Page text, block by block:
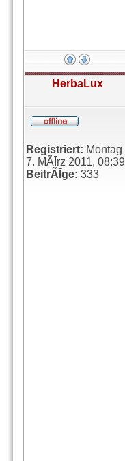
HerbaLux
Registriert: Montag
7. MÃĪrz 2011, 08:39
BeitrÃĪge: 333